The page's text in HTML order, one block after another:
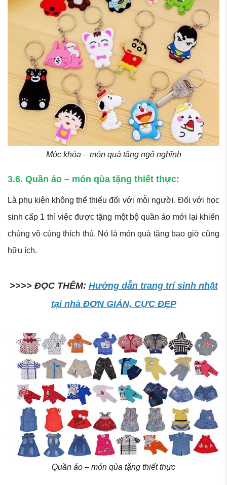
Móc khóa – món quà tặng ngộ nghĩnh
3.6. Quần áo – món qùa tặng thiết thực:
Là phụ kiện không thể thiếu đối với mỗi người. Đối với học
sinh cấp 1 thì việc được tặng một bộ quần áo mới lại khiến
chúng vô cùng thích thú. Nó là món quà tặng bao giờ cũng
hữu ích.
>>>> ĐỌC THÊM: Hướng dẫn trang trí sinh nhật
tại nhà ĐƠN GIẢN, CỰC ĐẸP
Quần áo – món qùa tặng thiết thực